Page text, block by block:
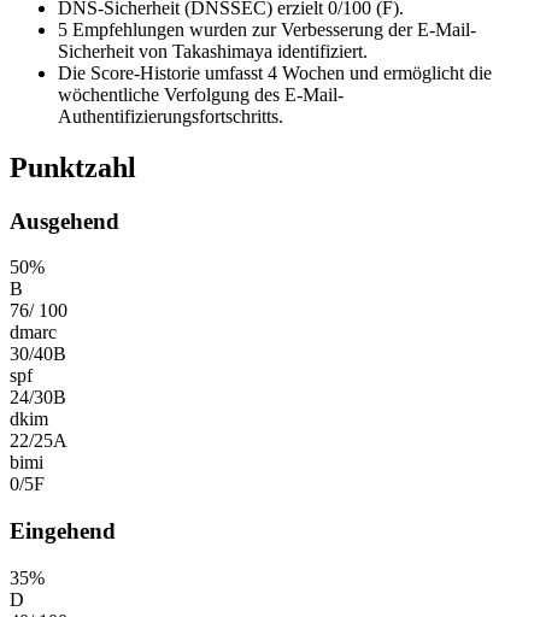
DNS-Sicherheit (DNSSEC) erzielt 0/100 (F).
5 Empfehlungen wurden zur Verbesserung der E-Mail-
Sicherheit von Takashimaya identifiziert.
Die Score-Historie umfasst 4 Wochen und ermöglicht die
wöchentliche Verfolgung des E-Mail-
Authentifizierungsfortschritts.
Punktzahl
Ausgehend
50%
B
76/ 100
dmarc
30/40B
spf
24/30B
dkim
22/25A
bimi
0/5F
Eingehend
35%
D